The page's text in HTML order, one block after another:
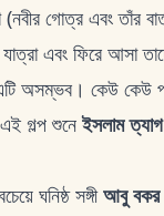
গোত্র এবং তাঁর
এবং ফিরে আসা
অসম্ভব। কেউ কেউ
এই গল্প শুনেইসলাম ত্যাগ
ঘনিষ্ঠ সঙ্গীআবু